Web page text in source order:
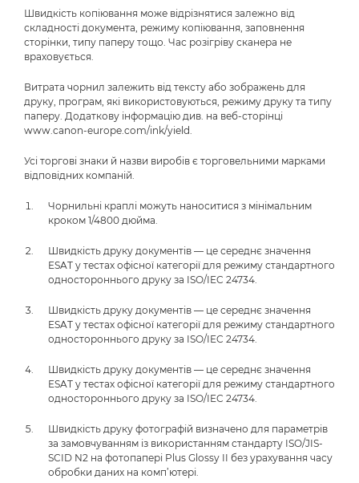
Швидкість копіювання може відрізнятися залежно від
складності документа, режиму копіювання, заповнення
сторінки, типу паперу тощо. Час розігріву сканера не
враховується.
Витрата чорнил залежить від тексту або зображень для
друку, програм, які використовуються, режиму друку та типу
паперу. Додаткову інформацію див. на веб-сторінці
www.canon-europe.com/ink/yield.
Усі торгові знаки й назви виробів є торговельними марками
відповідних компаній.
Чорнильні краплі можуть наноситися з мінімальним
кроком 1/4800 дюйма.
Швидкість друку документів — це середнє значення
ESAT у тестах офісної категорії для режиму стандартного
одностороннього друку за ISO/IEC 24734.
Швидкість друку документів — це середнє значення
ESAT у тестах офісної категорії для режиму стандартного
одностороннього друку за ISO/IEC 24734.
Швидкість друку документів — це середнє значення
ESAT у тестах офісної категорії для режиму стандартного
одностороннього друку за ISO/IEC 24734.
Швидкість друку фотографій визначено для параметрів
за замовчуванням із використанням стандарту ISO/JIS-
SCID N2 на фотопапері Plus Glossy II без урахування часу
обробки даних на комп’ютері.